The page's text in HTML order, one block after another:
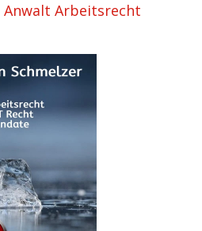
Anwalt Arbeitsrecht